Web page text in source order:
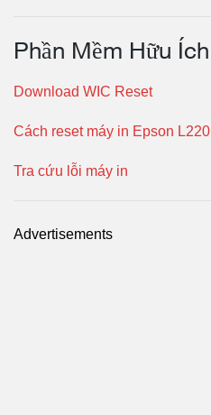
Phần Mềm Hữu Ích
Download WIC Reset
Cách reset máy in Epson L220
Tra cứu lỗi máy in
Advertisements